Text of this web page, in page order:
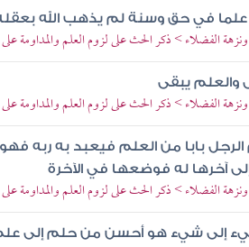
في حق وسنة لم يذهب الله بعقله
الفضلاء > ذكر الحث على لزوم العلم والمداومة
والعلم يبقى
الفضلاء > ذكر الحث على لزوم العلم والمداومة
الرجل بابا من العلم فيعبد به ربه
آخرها له فوضعها في الآخرة
الفضلاء > ذكر الحث على لزوم العلم والمداومة
إلى شيء هو أحسن من حلم إلى